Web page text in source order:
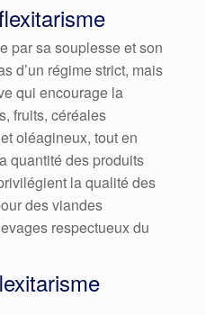
par sa souplesse et son
d’un régime strict, mais
qui encourage la
fruits, céréales
oléagineux, tout en
quantité des produits
la qualité des
des viandes
respectueux du